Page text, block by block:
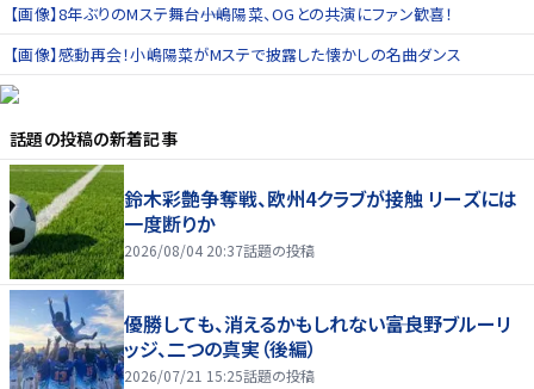
【画像】8年ぶりのMステ舞台――小嶋陽菜、OGとの共演にファン歓喜！
【画像】感動再会！小嶋陽菜がMステで披露した懐かしの名曲ダンス
話題の投稿の新着記事
鈴木彩艶争奪戦、欧州4クラブが接触 リーズには
一度断りか
2026/08/04 20:37話題の投稿
優勝しても、消えるかもしれない――富良野ブルーリ
ッジ、二つの真実（後編）
2026/07/21 15:25話題の投稿